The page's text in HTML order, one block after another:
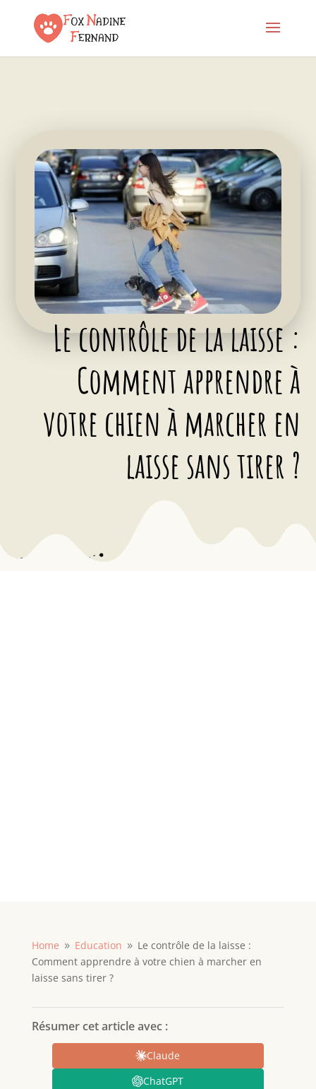
Le contrôle de la laisse :
Comment apprendre à
votre chien à marcher en
laisse sans tirer ?
Home 9 Education 9 Le contrôle de la laisse :
Comment apprendre à votre chien à marcher en
laisse sans tirer ?
Résumer cet article avec :
Claude
ChatGPT